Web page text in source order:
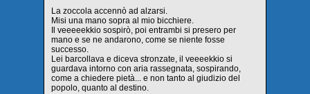
La zoccola accennò ad alzarsi.
Misi una mano sopra al mio bicchiere.
Il veeeeekkio sospirò, poi entrambi si presero per
mano e se ne andarono, come se niente fosse
successo.
Lei barcollava e diceva stronzate, il veeeekkio si
guardava intorno con aria rassegnata, sospirando,
come a chiedere pietà... e non tanto al giudizio del
popolo, quanto al destino.